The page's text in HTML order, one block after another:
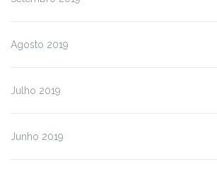
Agosto 2019
Julho 2019
Junho 2019